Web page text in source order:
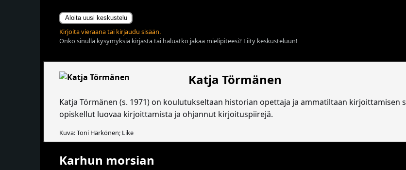
Aloita uusi keskustelu
Kirjoita vieraana tai kirjaudu sisään.
Onko sinulla kysymyksiä kirjasta tai haluatko jakaa mielipiteesi? Liity keskusteluun!
Katja Törmänen
Katja Törmänen (s. 1971) on koulutukseltaan historian opettaja ja ammatiltaan kirjoittamisen
opiskellut luovaa kirjoittamista ja ohjannut kirjoituspiirejä.
Kuva: Toni Härkönen; Like
Karhun morsian